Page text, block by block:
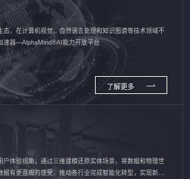
，在计算机视觉、自然语言处理和知识图谱等技术领域不
速器—AlphaMind®AI能力开放平台
了解更多
体验视角，通过三维建模还原实体场景，将数据和物理世
有更直观的感受，推动各行业完成智能化转型，实现新旧